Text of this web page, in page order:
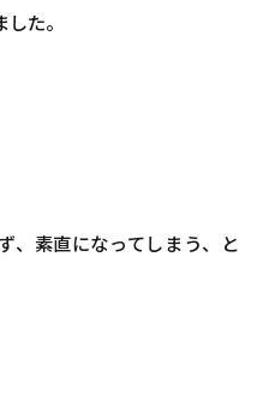
た。
、素直になってしまう、と